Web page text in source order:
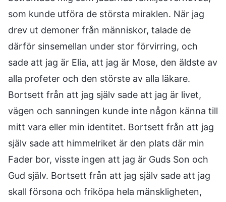
som kunde utföra de största miraklen. När jag
drev ut demoner från människor, talade de
därför sinsemellan under stor förvirring, och
sade att jag är Elia, att jag är Mose, den äldste av
alla profeter och den störste av alla läkare.
Bortsett från att jag själv sade att jag är livet,
vägen och sanningen kunde inte någon känna till
mitt vara eller min identitet. Bortsett från att jag
själv sade att himmelriket är den plats där min
Fader bor, visste ingen att jag är Guds Son och
Gud själv. Bortsett från att jag själv sade att jag
skall försona och friköpa hela mänskligheten,